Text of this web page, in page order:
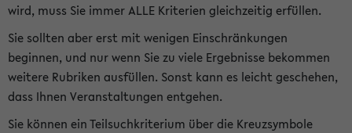
wird, muss Sie immer ALLE Kriterien gleichzeitig erfüllen.
Sie sollten aber erst mit wenigen Einschränkungen
beginnen, und nur wenn Sie zu viele Ergebnisse bekommen
weitere Rubriken ausfüllen. Sonst kann es leicht geschehen,
dass Ihnen Veranstaltungen entgehen.
Sie können ein Teilsuchkriterium über die Kreuzsymbole